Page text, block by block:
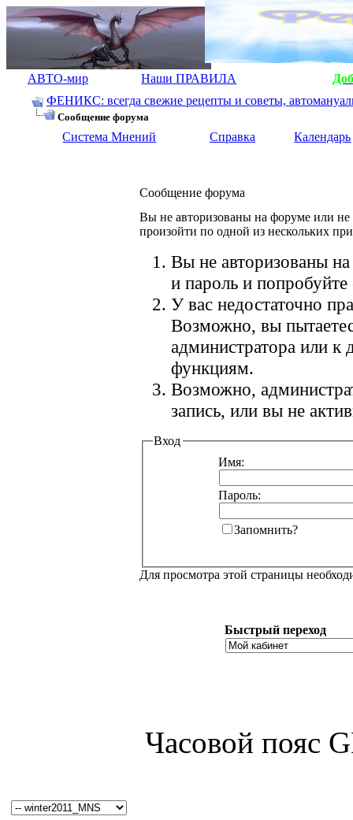
АВТО-мир Наши ПРАВИЛА
ФЕНИКС: всегда свежие рецепты и советы,
Сообщение форума
Система Мнений Справка Календарь
Сообщение форума
Вы не авторизованы на форуме или не
произойти по одной из нескольких
Вы не авторизованы
и пароль и
У вас недостаточно
Возможно, вы
администратора или
функциям.
Возможно,
запись, или вы не
Вход
Имя:
Пароль:
Запомнить?
Для просмотра этой страницы
Быстрый переход
Часовой пояс